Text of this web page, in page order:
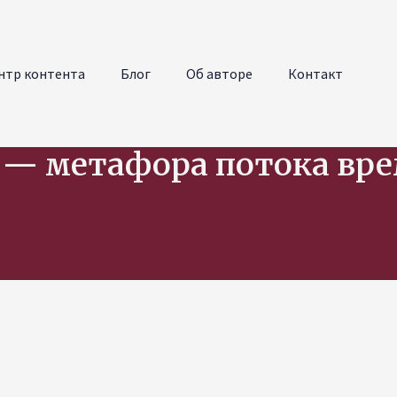
контента Блог Об авторе Контакт
— метафора потока